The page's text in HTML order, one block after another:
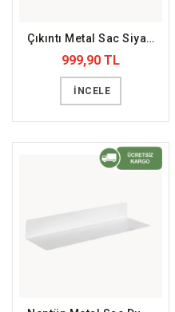
Çıkıntı Metal Sac Siyah Duvar Rafı (DFFDR7)
999,90 TL
İNCELE